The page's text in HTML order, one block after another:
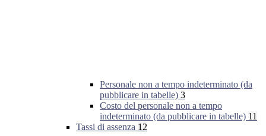
Personale non a tempo indeterminato (da
pubblicare in tabelle) 3
Costo del personale non a tempo
indeterminato (da pubblicare in tabelle) 11
Tassi di assenza 12